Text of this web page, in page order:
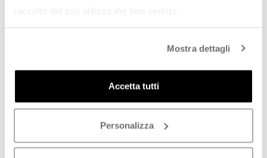
raccolto dal suo utilizzo dei loro servizi.
Mostra dettagli
Accetta tutti
Personalizza
INDICAZIONE DEI PREZZI SUL NOSTRO SITO WEB
Nonostante tale nostro massimo impegno, viste le dimensioni del
nell’indicazione del prezzo: sarà in ogni caso apprezzata la
fine del nostro pronto intervento.
Quellogiusto s.r.l.
La Direzione